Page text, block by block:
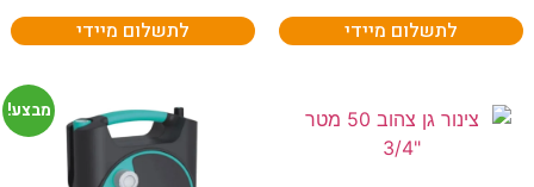
לתשלום מיידי
לתשלום מיידי
מבצע!